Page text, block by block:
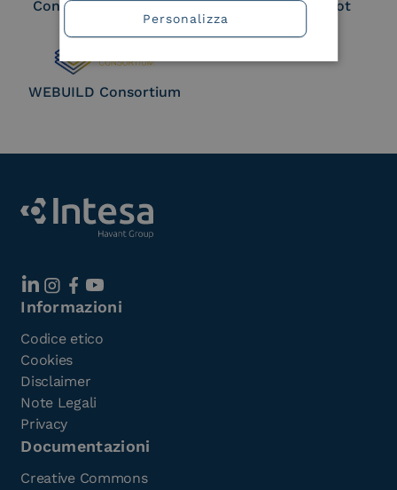
Consortium Member
Large Scale Pilot
WEBUILD Consortium
Informazioni
Codice etico
Cookies
Disclaimer
Note Legali
Privacy
Documentazioni
Creative Commons
Personalizza